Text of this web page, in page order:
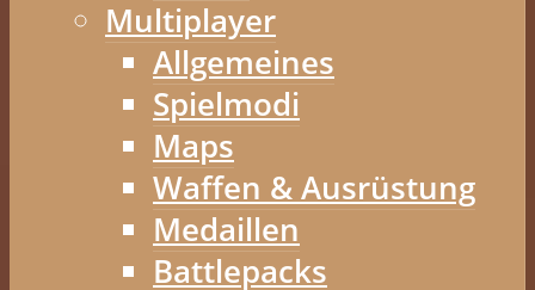
Multiplayer
Allgemeines
Spielmodi
Maps
Waffen & Ausrüstung
Medaillen
Battlepacks